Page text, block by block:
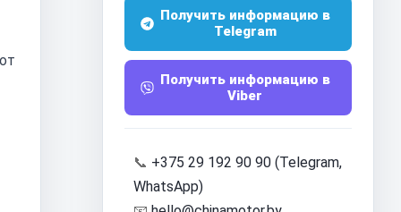
Получить информацию в
Telegram
Получить информацию в
Viber
📞 +375 29 192 90 90 (Telegram,
WhatsApp)